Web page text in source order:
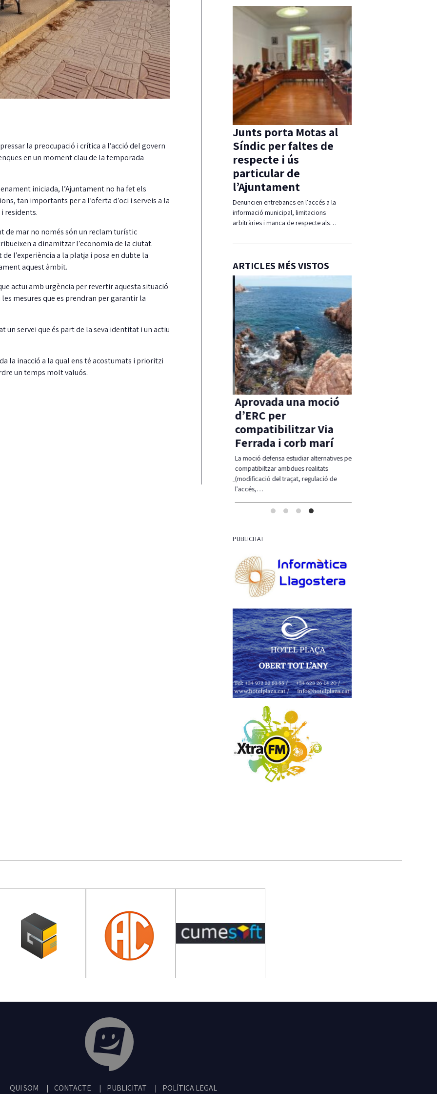
la preocupació i crítica a l’acció del govern
en un moment clau de la temporada
iniciada, l’Ajuntament no ha fet els
tan importants per a l’oferta d’oci i serveis a la
residents.
de mar no només són un reclam turístic
a dinamitzar l’economia de la ciutat.
l’experiència a la platja i posa en dubte la
aquest àmbit.
actuï amb urgència per revertir aquesta situació
mesures que es prendran per garantir la
un servei que és part de la seva identitat i un actiu
la inacció a la qual ens té acostumats i prioritzi
un temps molt valuós.
Junts porta Motas al
Síndic per faltes de
respecte i ús
particular de
l’Ajuntament
Denuncien entrebancs en l'accés a la
informació municipal, limitacions
arbitràries i manca de respecte als…
ARTICLES MÉS VISTOS
Aprovada una moció
d’ERC per
compatibilitzar Via
Ferrada i corb marí
La moció defensa estudiar alternatives per
compatibiltzar ambdues realitats
(modificació del traçat, regulació de
l'accés,…
PUBLICITAT
QUI SOM CONTACTE PUBLICITAT POLÍTICA LEGAL